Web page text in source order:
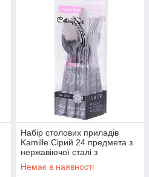
Набір столових приладів
Kamille Сірий 24 предмета з
нержавіючої сталі з
пластиковими ручками KM-
5243
Немає в наявності